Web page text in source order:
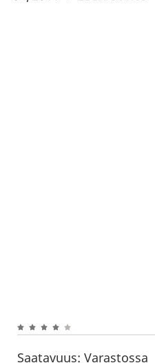
Saatavuus: Varastossa